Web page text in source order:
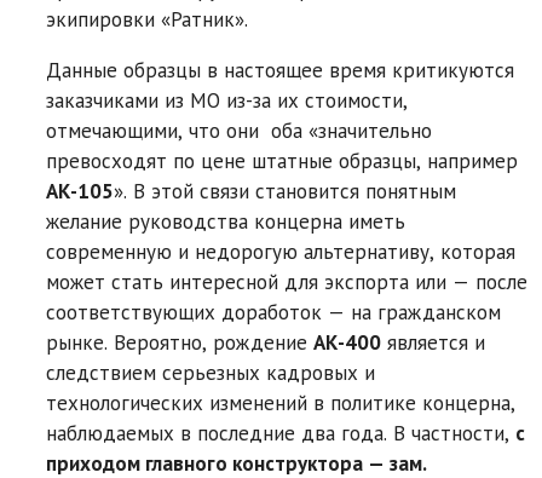
экипировки «Ратник».
Данные образцы в настоящее время критикуются
заказчиками из МО из-за их стоимости,
отмечающими, что они оба «значительно
превосходят по цене штатные образцы, например
АК-105». В этой связи становится понятным
желание руководства концерна иметь
современную и недорогую альтернативу, которая
может стать интересной для экспорта или — после
соответствующих доработок — на гражданском
рынке. Вероятно, рождение АК-400 является и
следствием серьезных кадровых и
технологических изменений в политике концерна,
наблюдаемых в последние два года. В частности, с
приходом главного конструктора — зам.